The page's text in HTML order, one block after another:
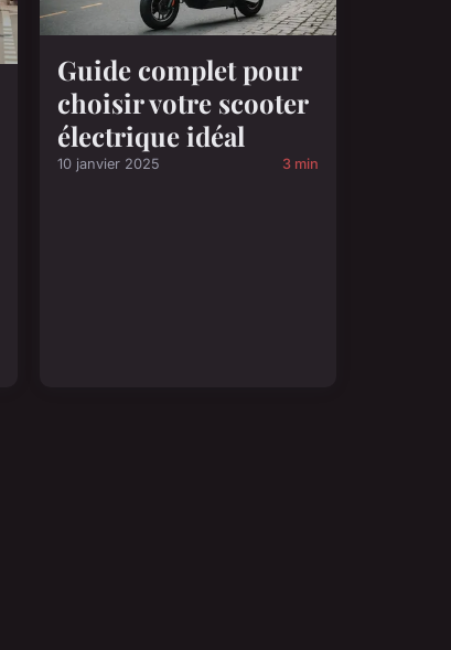
Guide complet pour
choisir votre scooter
électrique idéal
10 janvier 2025 3 min